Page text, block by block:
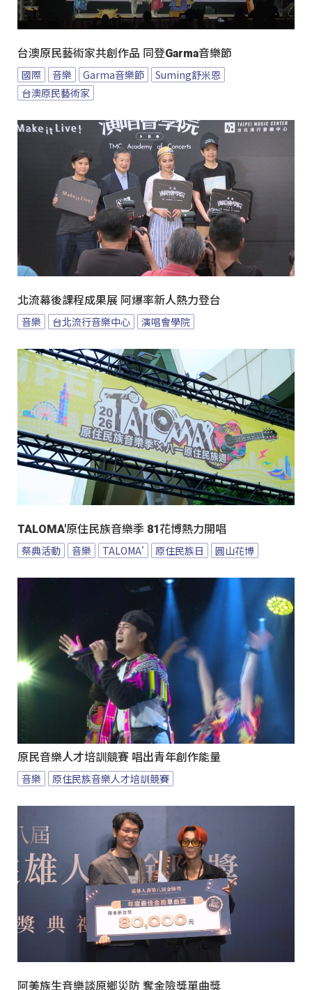
台澳原民藝術家共創作品 同登Garma音樂節
國際 音樂 Garma音樂節
Suming舒米恩
台澳原民藝術家
北流幕後課程成果展 阿爆率新人熱力登台
音樂 台北流行音樂中心 演唱會學院
TALOMA'原住民族音樂季 81花博熱力開唱
祭典活動 音樂 TALOMA' 原住民族日 圓山花博
原民音樂人才培訓競賽 唱出青年創作能量
音樂 原住民族音樂人才培訓競賽
阿美族生音樂談原鄉災防 奪金險獎單曲獎